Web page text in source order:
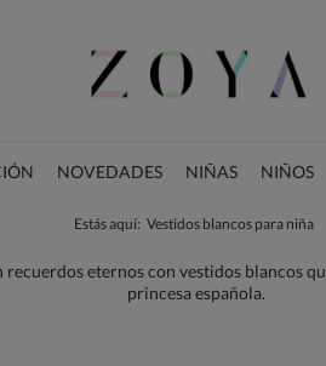
NOVEDADES NIÑAS NIÑOS
Estás aquí: Vestidos blancos para niña
eternos con vestidos blancos
princesa española.